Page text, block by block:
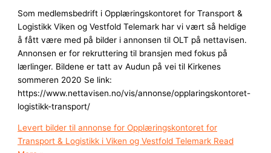
Som medlemsbedrift i Opplæringskontoret for Transport &
Logistikk Viken og Vestfold Telemark har vi vært så heldige
å fått være med på bilder i annonsen til OLT på nettavisen.
Annonsen er for rekruttering til bransjen med fokus på
lærlinger. Bildene er tatt av Audun på vei til Kirkenes
sommeren 2020 Se link:
https://www.nettavisen.no/vis/annonse/opplaringskontoret-
logistikk-transport/
Levert bilder til annonse for Opplæringskontoret for
Transport & Logistikk i Viken og Vestfold Telemark Read